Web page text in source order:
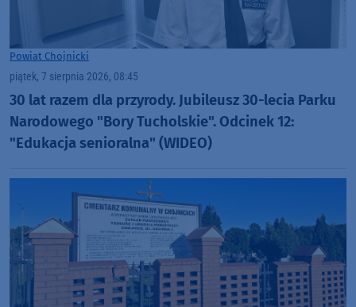
Powiat Chojnicki
piątek, 7 sierpnia 2026, 08:45
30 lat razem dla przyrody. Jubileusz 30-lecia Parku
Narodowego "Bory Tucholskie". Odcinek 12:
"Edukacja senioralna" (WIDEO)